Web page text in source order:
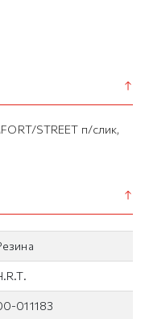
STREET п/слик,
011183